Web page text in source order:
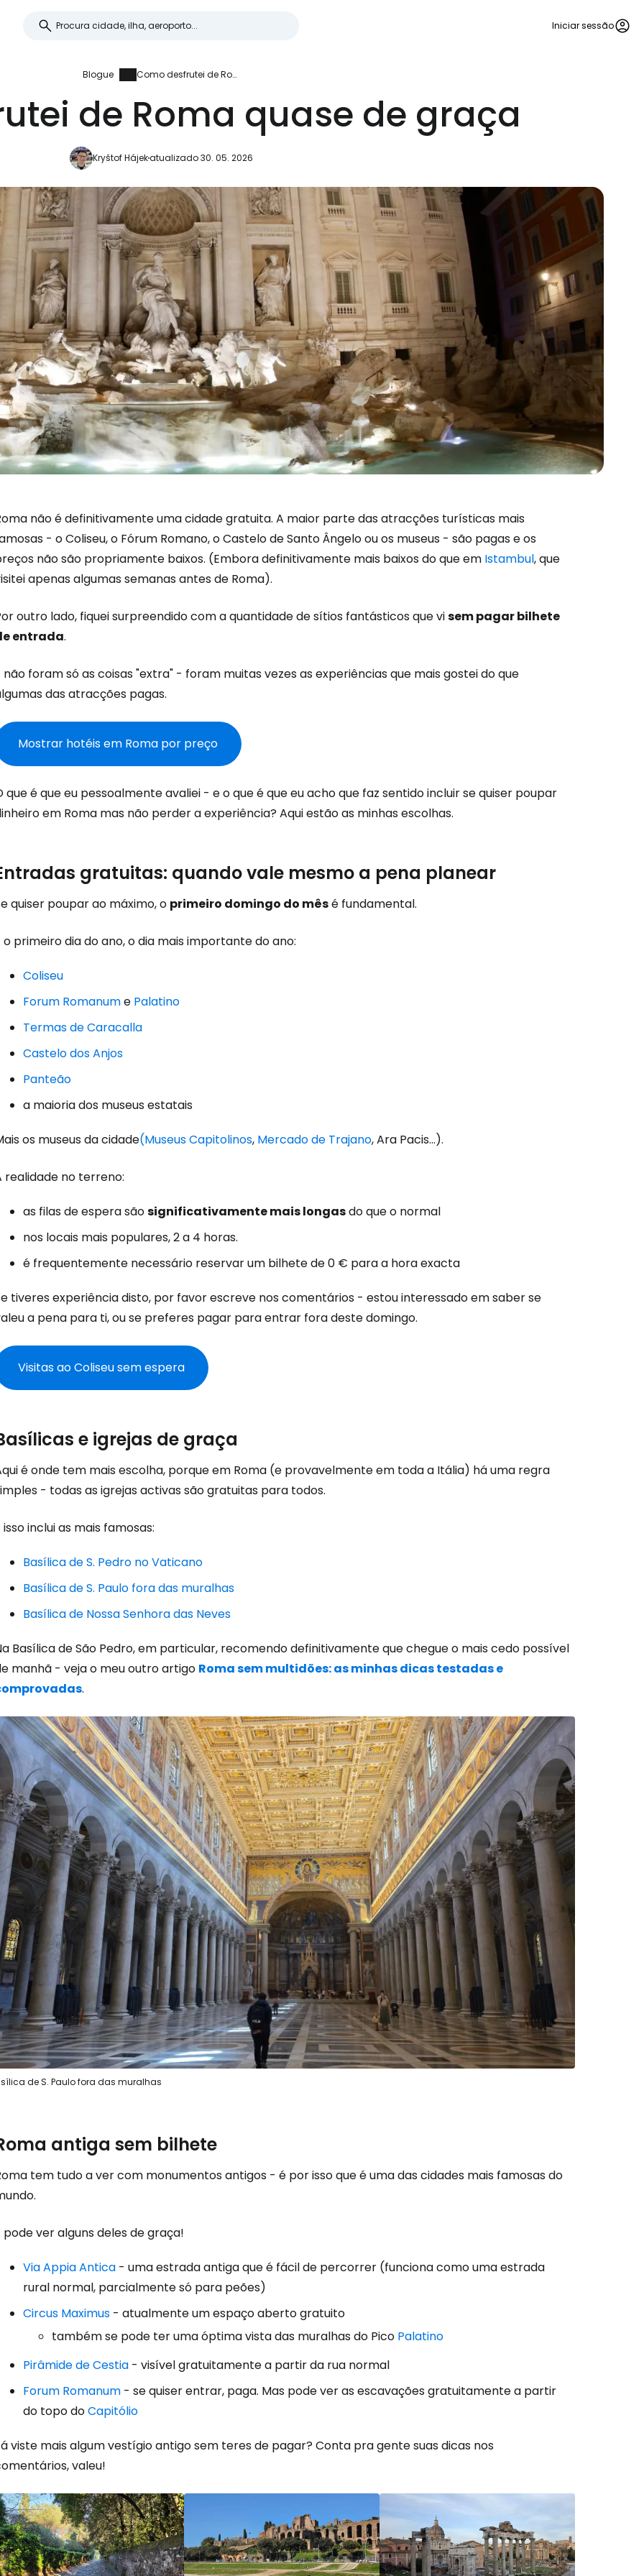
Iniciar sessão
Blogue Como desfrutei de Roma quase de graça
de Roma quase de graça
Kryštof Hájekatualizado 30. 05. 2026
não é definitivamente uma cidade gratuita. A maior parte das atracções turísticas mais
- o Coliseu, o Fórum Romano, o Castelo de Santo Ângelo ou os museus - são pagas e os
não são propriamente baixos. (Embora definitivamente mais baixos do que em Istambul, que
apenas algumas semanas antes de Roma).
outro lado, fiquei surpreendido com a quantidade de sítios fantásticos que visem pagar bilhete
entrada.
não foram só as coisas "extra" - foram muitas vezes as experiências que mais gostei do que
das atracções pagas.
Mostrar hotéis em Roma por preço
que é que eu pessoalmente avaliei - e o que é que eu acho que faz sentido incluir se quiser poupar
em Roma mas não perder a experiência? Aqui estão as minhas escolhas.
gratuitas: quando vale mesmo a pena planear
quiser poupar ao máximo, o primeiro domingo do mêsé fundamental.
o primeiro dia do ano, o dia mais importante do ano:
Coliseu
Forum Romanume Palatino
Termas de Caracalla
Castelo dos Anjos
Panteão
a maioria dos museus estatais
os museus da cidade(Museus Capitolinos, Mercado de Trajano, Ara Pacis...).
realidade no terreno:
as filas de espera sãosignificativamente mais longasdo que o normal
nos locais mais populares, 2 a 4 horas.
é frequentemente necessário reservar um bilhete de 0 € para a hora exacta
tiveres experiência disto, por favor escreve nos comentários - estou interessado em saber se
a pena para ti, ou se preferes pagar para entrar fora deste domingo.
Visitas ao Coliseu sem espera
e igrejas de graça
é onde tem mais escolha, porque em Roma (e provavelmente em toda a Itália) há uma regra
- todas as igrejas activas são gratuitas para todos.
isso inclui as mais famosas:
Basílica de S. Pedro no Vaticano
Basílica de S. Paulo fora das muralhas
Basílica de Nossa Senhora das Neves
Basílica de São Pedro, em particular, recomendo definitivamente que chegue o mais cedo possível
manhã - veja o meu outro artigo Roma sem multidões: as minhas dicas testadas e
.
de S. Paulo fora das muralhas
antiga sem bilhete
tem tudo a ver com monumentos antigos - é por isso que é uma das cidades mais famosas do
pode ver alguns deles de graça!
Via Appia Antica - uma estrada antiga que é fácil de percorrer (funciona como uma estrada
rural normal, parcialmente só para peões)
Circus Maximus - atualmente um espaço aberto gratuito
também se pode ter uma óptima vista das muralhas do Pico Palatino
Pirâmide de Cestia - visível gratuitamente a partir da rua normal
Forum Romanum - se quiser entrar, paga. Mas pode ver as escavações gratuitamente a partir
do topo doCapitólio
viste mais algum vestígio antigo sem teres de pagar? Conta pra gente suas dicas nos
valeu!
Iniciar sessão no Cestee
... a comunidade mundial de viajantes
Continuar com o Facebook